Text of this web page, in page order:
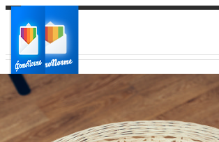
Ваш город: